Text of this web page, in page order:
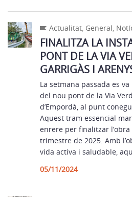
Actualitat, General,
FINALITZA LA
PONT DE LA VIA
GARRIGÀS I
La setmana passada es
del nou pont de la Via
d’Empordà, al punt
Aquest tram essencial
enrere per finalitzar
trimestre de 2025. Amb
vida activa i saludable,
05/11/2024